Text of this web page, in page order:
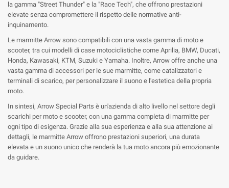
la gamma "Street Thunder" e la "Race Tech", che offrono prestazioni
elevate senza compromettere il rispetto delle normative anti-
inquinamento.
Le marmitte Arrow sono compatibili con una vasta gamma di moto e
scooter, tra cui modelli di case motociclistiche come Aprilia, BMW, Ducati,
Honda, Kawasaki, KTM, Suzuki e Yamaha. Inoltre, Arrow offre anche una
vasta gamma di accessori per le sue marmitte, come catalizzatori e
terminali di scarico, per personalizzare il suono e l'estetica della propria
moto.
In sintesi, Arrow Special Parts è un'azienda di alto livello nel settore degli
scarichi per moto e scooter, con una gamma completa di marmitte per
ogni tipo di esigenza. Grazie alla sua esperienza e alla sua attenzione ai
dettagli, le marmitte Arrow offrono prestazioni superiori, una durata
elevata e un suono unico che renderà la tua moto ancora più emozionante
da guidare.